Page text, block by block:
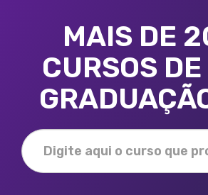
MAIS DE
CURSOS